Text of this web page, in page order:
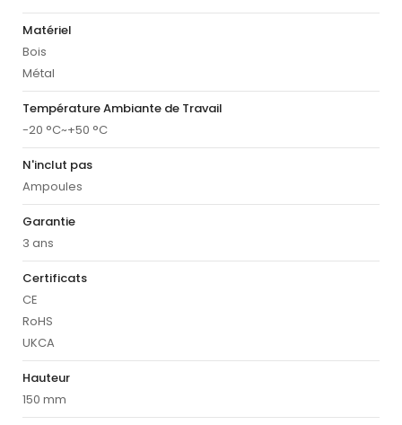
Matériel
Bois
Métal
Température Ambiante de Travail
-20 °C~+50 °C
N'inclut pas
Ampoules
Garantie
3 ans
Certificats
CE
RoHS
UKCA
Hauteur
150 mm